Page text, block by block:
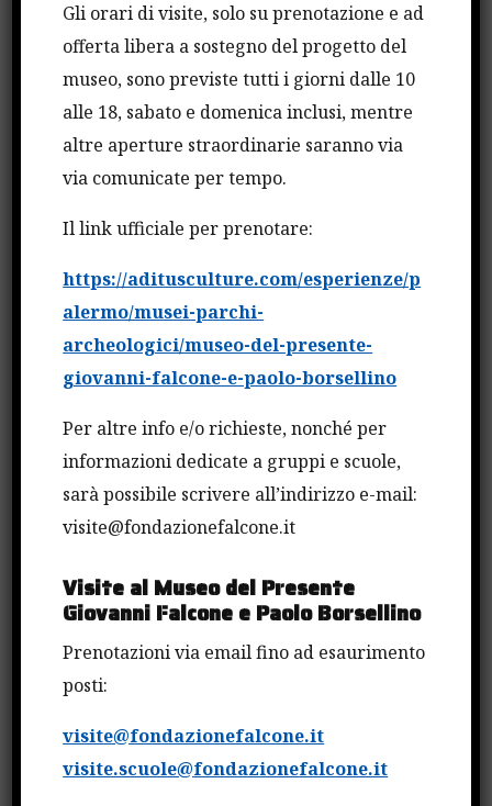
ricordato il presidente della corte d’appello Matteo
Frasca – consentì finalmente lo scambio di
informazioni che rovesciò metodo di indagine”.
Alla proiezione hanno assistito, tra gli altri, il
presidente dell’Anm Francesco Minisci e il
consigliere del Csm Piergiorgio Morosini.
“Il tema della ricerca dei capitali è essenziale – ha
violente e hanno maggiore capacità di
infiltrazioni”. Presente anche il comandante
generale della Guardia di Finanza Giorgio Toschi e
la sorella del giudice Falcone, Maria, presidente
della Fondazione.
Cerca
Gli orari di visite, solo su prenotazione e ad
offerta libera a sostegno del progetto del
museo, sono previste tutti i giorni dalle 10
alle 18, sabato e domenica inclusi, mentre
altre aperture straordinarie saranno via
via comunicate per tempo.
Il link ufficiale per prenotare:
https://aditusculture.com/esperienze/p
alermo/musei-parchi-
archeologici/museo-del-presente-
giovanni-falcone-e-paolo-borsellino
Per altre info e/o richieste, nonché per
informazioni dedicate a gruppi e scuole,
sarà possibile scrivere all’indirizzo e-mail:
visite@fondazionefalcone.it
Visite al Museo del Presente
Giovanni Falcone e Paolo Borsellino
Prenotazioni via email fino ad esaurimento
posti:
visite@fondazionefalcone.it
visite.scuole@fondazionefalcone.it